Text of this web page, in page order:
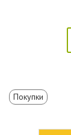
Покупки